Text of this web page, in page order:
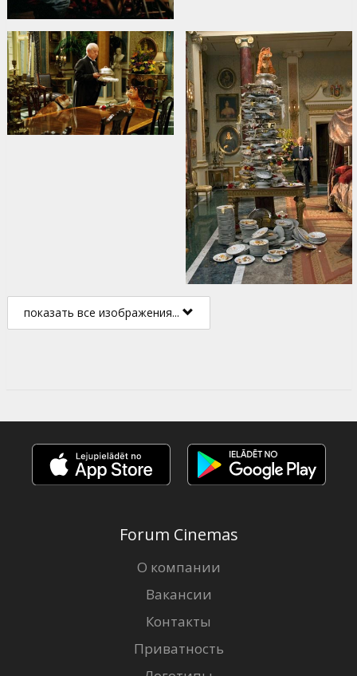
показать все изображения...
Forum Cinemas
О компании
Вакансии
Контакты
Приватность